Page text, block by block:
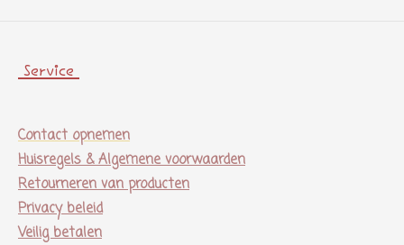
Service
Contact opnemen
Huisregels & Algemene voorwaarden
Retourneren van producten
Privacy beleid
Veilig betalen